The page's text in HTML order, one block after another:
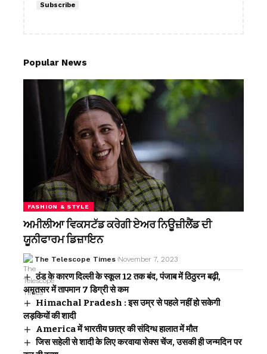
Subscribe
Popular News
FASHION & STYLE
ਅਮੀਲੀਆ ਵਿਕਸਟੱਡ ਕਰੇਗੀ ਏਅਰ ਨਿਊਜ਼ੀਲੈਂਡ ਦੀ
ਯੂਨੀਫਾਰਮ ਡਿਜ਼ਾਇਨ
The Telescope Times November 7, 2023
ठंड के कारण दिल्ली के स्कूल 12 तक बंद, पंजाब में ठिठुरन बढ़ी,
अमृतसर में तापमान 7 डिग्री से कम
Himachal Pradesh : इस उम्र से पहले नहीं हो सकेगी
लड़कियों की शादी
America में भारतीय छात्र की संदिग्ध हालात में मौत
जिस सहेली से शादी के लिए करवाया सेक्स चेंज, उसकी ही जन्मदिन पर